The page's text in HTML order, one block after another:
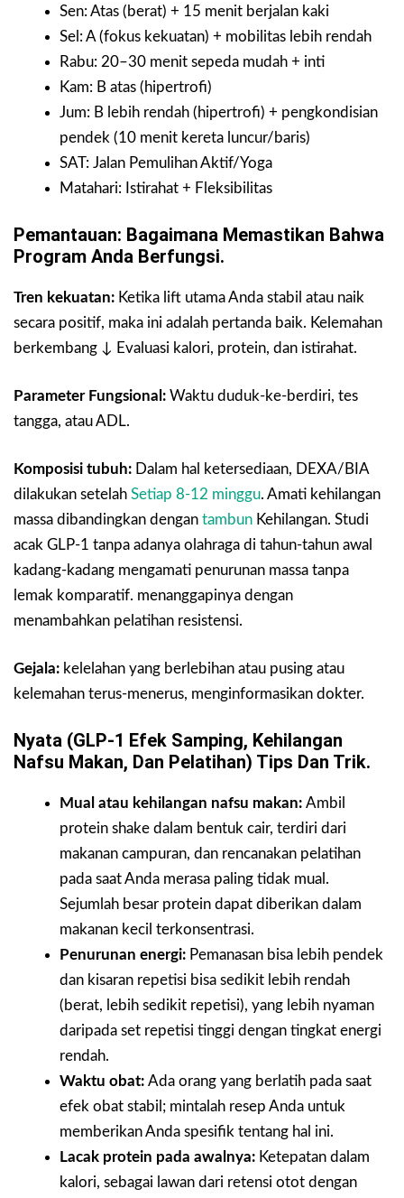
Sen: Atas (berat) + 15 menit berjalan kaki
Sel: A (fokus kekuatan) + mobilitas lebih rendah
Rabu: 20–30 menit sepeda mudah + inti
Kam: B atas (hipertrofi)
Jum: B lebih rendah (hipertrofi) + pengkondisian
pendek (10 menit kereta luncur/baris)
SAT: Jalan Pemulihan Aktif/Yoga
Matahari: Istirahat + Fleksibilitas
Pemantauan: Bagaimana Memastikan Bahwa
Program Anda Berfungsi.
Tren kekuatan: Ketika lift utama Anda stabil atau naik
secara positif, maka ini adalah pertanda baik. Kelemahan
berkembang ↓ Evaluasi kalori, protein, dan istirahat.
Parameter Fungsional: Waktu duduk-ke-berdiri, tes
tangga, atau ADL.
Komposisi tubuh: Dalam hal ketersediaan, DEXA/BIA
dilakukan setelah Setiap 8-12 minggu. Amati kehilangan
massa dibandingkan dengan tambun Kehilangan. Studi
acak GLP-1 tanpa adanya olahraga di tahun-tahun awal
kadang-kadang mengamati penurunan massa tanpa
lemak komparatif. menanggapinya dengan
menambahkan pelatihan resistensi.
Gejala: kelelahan yang berlebihan atau pusing atau
kelemahan terus-menerus, menginformasikan dokter.
Nyata (GLP-1 Efek Samping, Kehilangan
Nafsu Makan, Dan Pelatihan) Tips Dan Trik.
Mual atau kehilangan nafsu makan: Ambil
protein shake dalam bentuk cair, terdiri dari
makanan campuran, dan rencanakan pelatihan
pada saat Anda merasa paling tidak mual.
Sejumlah besar protein dapat diberikan dalam
makanan kecil terkonsentrasi.
Penurunan energi: Pemanasan bisa lebih pendek
dan kisaran repetisi bisa sedikit lebih rendah
(berat, lebih sedikit repetisi), yang lebih nyaman
daripada set repetisi tinggi dengan tingkat energi
rendah.
Waktu obat: Ada orang yang berlatih pada saat
efek obat stabil; mintalah resep Anda untuk
memberikan Anda spesifik tentang hal ini.
Lacak protein pada awalnya: Ketepatan dalam
kalori, sebagai lawan dari retensi otot dengan